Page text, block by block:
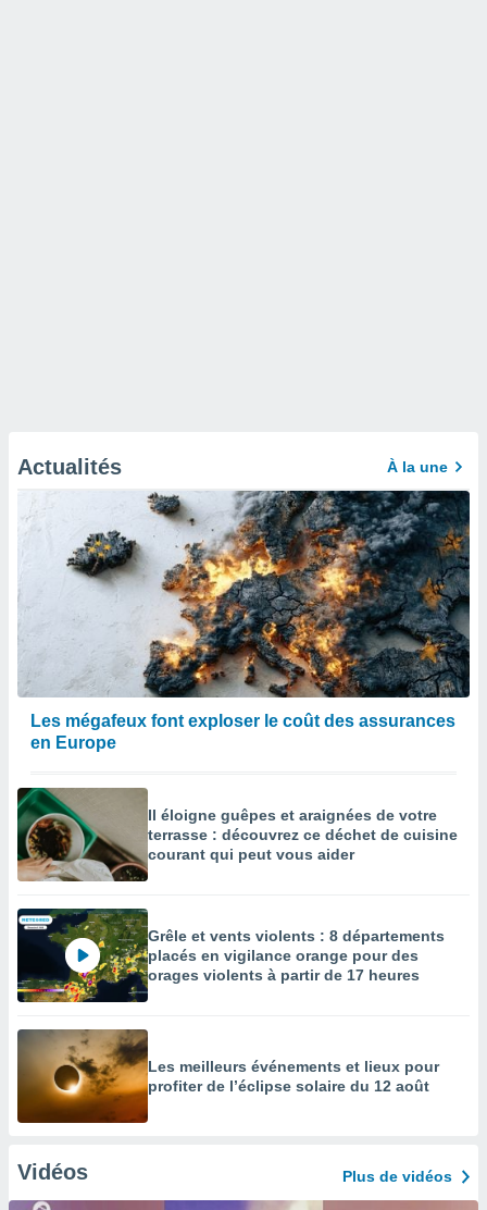
Actualités À la une
Les mégafeux font exploser le coût des assurances
en Europe
Il éloigne guêpes et araignées de votre
terrasse : découvrez ce déchet de cuisine
courant qui peut vous aider
Grêle et vents violents : 8 départements
placés en vigilance orange pour des
orages violents à partir de 17 heures
Les meilleurs événements et lieux pour
profiter de l’éclipse solaire du 12 août
Vidéos Plus de vidéos